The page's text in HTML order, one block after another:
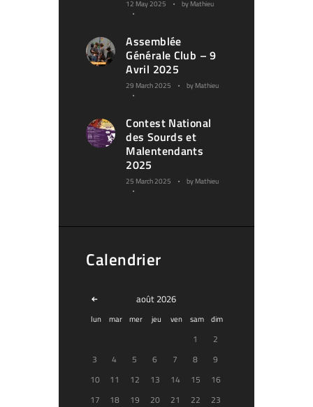
12 May 2025 by Mathieu
Assemblée
Générale Club – 9
Avril 2025
29 March 2025 by Mathieu
Contest National
des Sourds et
Malentendants
2025
25 March 2025 by Mathieu
Calendrier
août 2026
lun mar mer jeu ven sam dim
1
2
3
4 5 6 7 8
9
10
11 12 13 14 15
16
17
18 19 20 21 22
23